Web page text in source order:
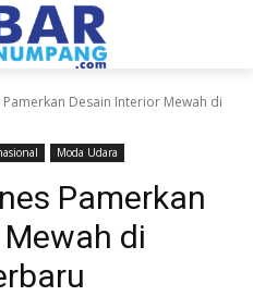
Desain Interior Mewah di
Moda Udara
Pamerkan
di